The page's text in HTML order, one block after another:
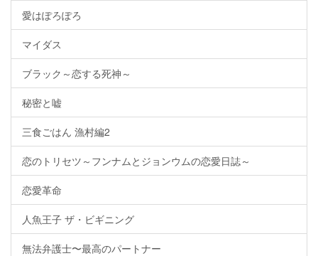
愛はぽろぽろ
マイダス
ブラック～恋する死神～
秘密と嘘
三食ごはん 漁村編2
恋のトリセツ～フンナムとジョンウムの恋愛日誌～
恋愛革命
人魚王子 ザ・ビギニング
無法弁護士〜最高のパートナー